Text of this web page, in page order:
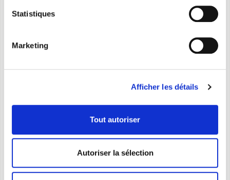
Statistiques
Marketing
Afficher les détails
Tout autoriser
Autoriser la sélection
Écologique R32 de gaz
Affichage LED
Smart Control